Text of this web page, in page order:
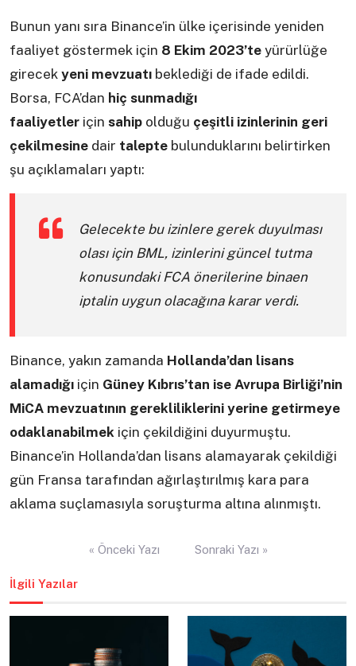
Bunun yanı sıra Binance’in ülke içerisinde yeniden
faaliyet göstermek için 8 Ekim 2023’te yürürlüğe
girecek yeni mevzuatı beklediği de ifade edildi.
Borsa, FCA’dan hiç sunmadığı
faaliyetler için sahip olduğu çeşitli izinlerinin geri
çekilmesine dair talepte bulunduklarını belirtirken
şu açıklamaları yaptı:
Gelecekte bu izinlere gerek duyulması
olası için BML, izinlerini güncel tutma
konusundaki FCA önerilerine binaen
iptalin uygun olacağına karar verdi.
Binance, yakın zamanda Hollanda’dan lisans
alamadığı için Güney Kıbrıs’tan ise Avrupa Birliği’nin
MiCA mevzuatının gerekliliklerini yerine getirmeye
odaklanabilmek için çekildiğini duyurmuştu.
Binance’in Hollanda’dan lisans alamayarak çekildiği
gün Fransa tarafından ağırlaştırılmış kara para
aklama suçlamasıyla soruşturma altına alınmıştı.
« Önceki Yazı Sonraki Yazı »
İlgili Yazılar